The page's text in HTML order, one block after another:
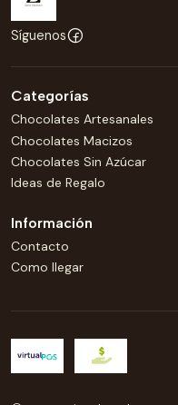
Síguenos
Categorías
Chocolates Artesanales
Chocolates Macizos
Chocolates Sin Azúcar
Ideas de Regalo
Información
Contacto
Como llegar